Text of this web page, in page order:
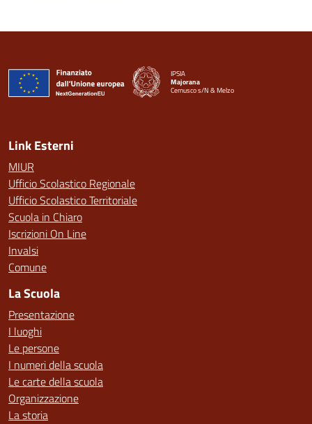
IPSIA
Majorana
Cernusco s/N & Melzo
Link Esterni
MIUR
Ufficio Scolastico Regionale
Ufficio Scolastico Territoriale
Scuola in Chiaro
Iscrizioni On Line
Invalsi
Comune
La Scuola
Presentazione
I luoghi
Le persone
I numeri della scuola
Le carte della scuola
Organizzazione
La storia